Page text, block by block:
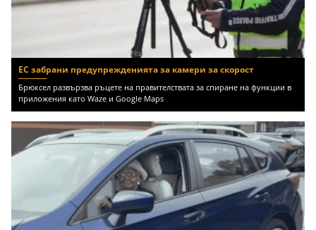
ЕС забрани предупрежденията за камери за скорост
Брюксел развързва ръцете на правителствата за спиране на функции в
приложения като Waze и Google Maps